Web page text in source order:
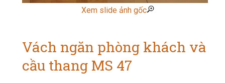
Xem slide ảnh gốc
Vách ngăn phòng khách và
cầu thang MS 47